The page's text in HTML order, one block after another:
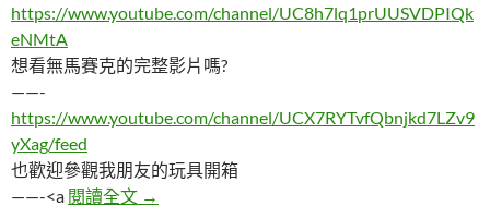
https://www.youtube.com/channel/UC8h7lq1prUUSVDPIQk
eNMtA
想看無馬賽克的完整影片嗎?
——-
https://www.youtube.com/channel/UCX7RYTvfQbnjkd7LZv9
yXag/feed
也歡迎參觀我朋友的玩具開箱
——-<a 閱讀全文 千萬不要在夜晚拍照自拍
→